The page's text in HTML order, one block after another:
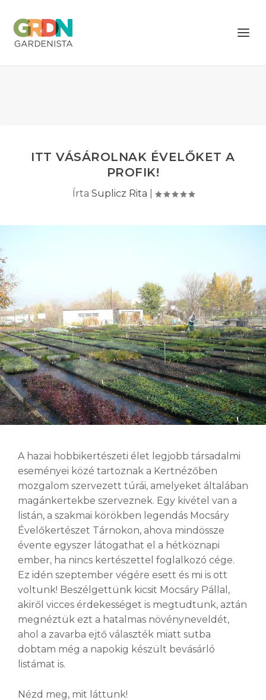
ITT VÁSÁROLNAK ÉVELŐKET A
PROFIK!
Írta Suplicz Rita
A hazai hobbikertészeti élet legjobb társadalmi
eseményei közé tartoznak a Kertnézőben
mozgalom szervezett túrái, amelyeket általában
magánkertekbe szerveznek. Egy kivétel van a
listán, a szakmai körökben legendás Mocsáry
Évelőkertészet Tárnokon, ahova mindössze
évente egyszer látogathat el a hétköznapi
ember, ha nincs kertészettel foglalkozó cége.
Ez idén szeptember végére esett és mi is ott
voltunk! Beszélgettünk kicsit Mocsáry Pállal,
akiről vicces érdekességet is megtudtunk, aztán
megnéztük ezt a hatalmas növényneveldét,
ahol a zavarba ejtő választék miatt sutba
dobtam még a napokig készült bevásárló
listámat is.
Nézd meg, mit láttunk!